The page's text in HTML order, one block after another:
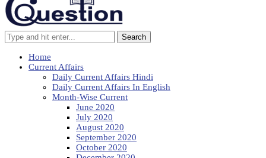
Search
Home
Current Affairs
Daily Current Affairs Hindi
Daily Current Affairs In English
Month-Wise Current
June 2020
July 2020
August 2020
September 2020
October 2020